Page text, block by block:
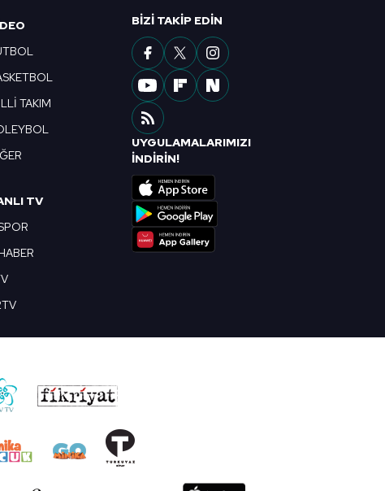
okumak ve sitemizde ilgili
TAKIM
TV
BIZI TAKIP EDIN
UYGULAMALARIMIZI
İNDİRİN!